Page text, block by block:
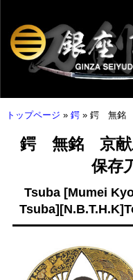
トップページ » 鍔» 鍔 無銘
鍔 無銘 京献
保存
Tsuba [Mumei